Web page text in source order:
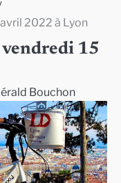
2022 à Lyon
vendredi 15
Bouchon